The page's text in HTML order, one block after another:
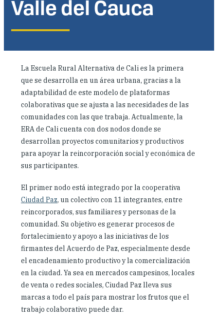
Investigación y reportes
Noticias y eventos
Valle del Cauca
La Escuela Rural Alternativa de Cali es la primera
que se desarrolla en un área urbana, gracias a la
adaptabilidad de este modelo de plataformas
colaborativas que se ajusta a las necesidades de las
comunidades con las que trabaja. Actualmente, la
ERA de Cali cuenta con dos nodos donde se
desarrollan proyectos comunitarios y productivos
para apoyar la reincorporación social y económica de
sus participantes.
El primer nodo está integrado por la cooperativa
Ciudad Paz, un colectivo con 11 integrantes, entre
reincorporados, sus familiares y personas de la
comunidad. Su objetivo es generar procesos de
fortalecimiento y apoyo a las iniciativas de los
firmantes del Acuerdo de Paz, especialmente desde
el encadenamiento productivo y la comercialización
en la ciudad. Ya sea en mercados campesinos, locales
de venta o redes sociales, Ciudad Paz lleva sus
marcas a todo el país para mostrar los frutos que el
trabajo colaborativo puede dar.